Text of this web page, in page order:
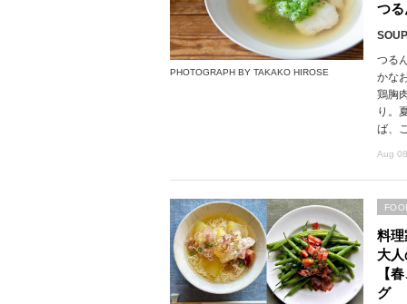
PHOTOGRAPH BY TAKAKO HIROSE
つ
つる
かな
鶏胸
り。
ば、
Aug
料
大
【
グ